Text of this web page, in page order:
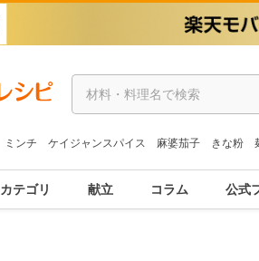
ミンチ ケイジャンスパイス 麻婆茄子 きな粉
カテゴリ 献立 コラム 公式